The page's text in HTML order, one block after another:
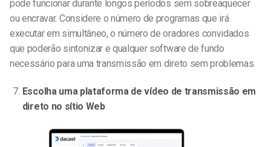
pode funcionar durante longos períodos sem sobreaquecer
ou encravar. Considere o número de programas que irá
executar em simultâneo, o número de oradores convidados
que poderão sintonizar e qualquer software de fundo
necessário para uma transmissão em direto sem problemas.
Escolha uma plataforma de vídeo de transmissão em
direto no sítio Web